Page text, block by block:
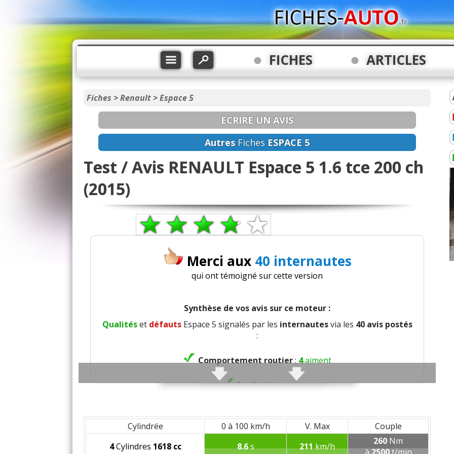
FICHES ARTICLES
Fiches >Renault >Espace 5
ECRIRE UN AVIS
Autres Fiches ESPACE 5
Test / Avis RENAULT Espace 5 1.6 tce 200 ch
(2015)
Merci aux 40 internautes
qui ont témoigné sur cette version
Synthèse de vos avis sur ce moteur :
Qualitéset défautsEspace 5 signalés par les internautesvia les 40 avis postés
:
Comportement routier:4aiment
Roulis:1aime
Rayon de braquage:2aiment
Cylindrée 0 à 100 km/h V. Max
Couple
4Cylindres 1618 cc 8.6s 211km/h 260 Nm